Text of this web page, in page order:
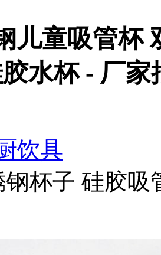
儿童吸管杯
水杯 - 厂家
饮具
钢杯子 硅胶吸